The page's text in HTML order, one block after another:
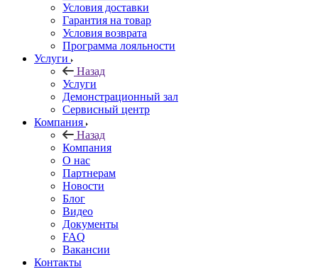
Условия доставки
Гарантия на товар
Условия возврата
Программа лояльности
Услуги
Назад
Услуги
Демонстрационный зал
Сервисный центр
Компания
Назад
Компания
О нас
Партнерам
Новости
Блог
Видео
Документы
FAQ
Вакансии
Контакты